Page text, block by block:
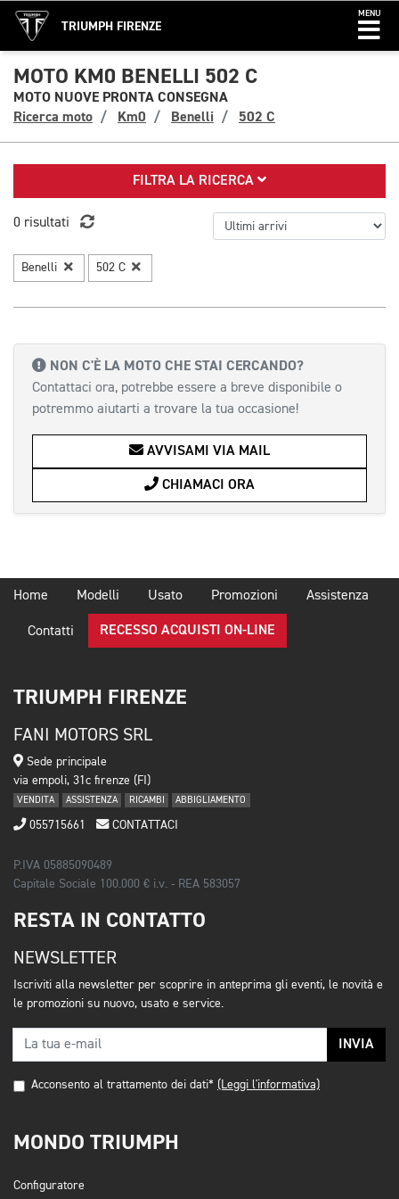
TRIUMPH FIRENZE
MENU
MOTO KM0 BENELLI 502 C
MOTO NUOVE PRONTA CONSEGNA
Ricerca moto
Km0 Benelli 502 C
FILTRA LA RICERCA
0 risultati
Benelli 502 C
NON C'È LA MOTO CHE STAI CERCANDO?
Contattaci ora, potrebbe essere a breve disponibile o
potremmo aiutarti a trovare la tua occasione!
AVVISAMI VIA MAIL
CHIAMACI ORA
Home Modelli Usato Promozioni Assistenza
Contatti RECESSO ACQUISTI ON-LINE
TRIUMPH FIRENZE
FANI MOTORS SRL
Sede principale
via empoli, 31c firenze (FI)
VENDITA ASSISTENZA RICAMBI ABBIGLIAMENTO
055715661 CONTATTACI
P.IVA 05885090489
Capitale Sociale 100.000 € i.v. - REA 583057
RESTA IN CONTATTO
NEWSLETTER
Iscriviti alla newsletter per scoprire in anteprima gli eventi, le novità e
le promozioni su nuovo, usato e service.
INVIA
Acconsento al trattamento dei dati* (Leggi l'informativa)
MONDO TRIUMPH
Configuratore